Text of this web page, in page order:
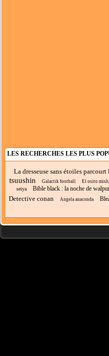
LES RECHERCHES LES PLUS
La dresseuse sans étoiles parcourt
tsuushin Galactik football El osito
seiya Bible black : la noche de
Detective conan Angela anaconda